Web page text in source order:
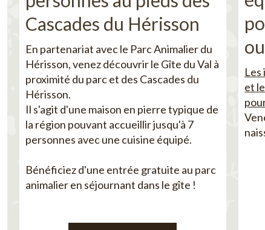
Cascades du Hérisson
En partenariat avec le Parc Animalier du
Hérisson, venez découvrir le Gîte du Val à
proximité du parc et des Cascades du
Hérisson.
Il s'agit d'une maison en pierre typique de
la région pouvant accueillir jusqu'à 7
personnes avec une cuisine équipé.
Bénéficiez d'une entrée gratuite au parc
animalier en séjournant dans le gîte !
Les
et